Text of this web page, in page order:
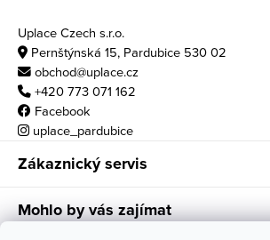
Uplace Czech s.r.o.
Pernštýnská 15, Pardubice 530 02
obchod@uplace.cz
+420 773 071 162
Facebook
uplace_pardubice
Zákaznický servis
Mohlo by vás zajímat